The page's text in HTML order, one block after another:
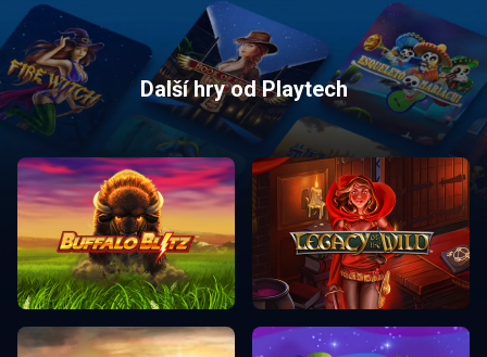
Další hry od Playtech